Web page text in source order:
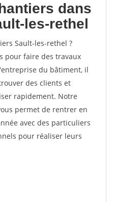
dans
les-rethel
Sault-les-rethel ?
pour faire des travaux
du bâtiment, il
des clients et
rapidement. Notre
permet de rentrer en
avec des particuliers
pour réaliser leurs